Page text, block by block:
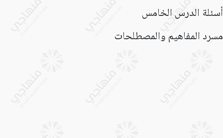
أسئلة الدرس الخامس
مسرد المفاهيم والمصطلحات